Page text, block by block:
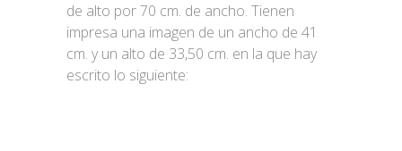
de alto por 70 cm. de ancho. Tienen
impresa una imagen de un ancho de 41
cm. y un alto de 33,50 cm. en la que hay
escrito lo siguiente: